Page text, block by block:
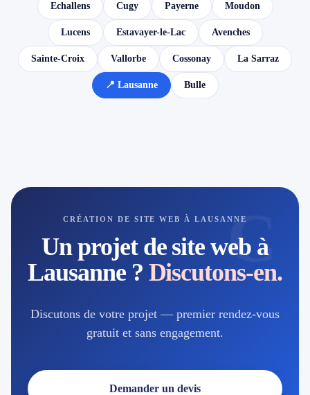
Echallens Cugy Payerne Moudon
Lucens Estavayer-le-Lac Avenches
Sainte-Croix Vallorbe Cossonay La Sarraz
📍 Lausanne Bulle
C
CRÉATION DE SITE WEB À LAUSANNE
Un projet de site web à
Lausanne ? Discutons-en.
Discutons de votre projet — premier rendez-vous
gratuit et sans engagement.
Demander un devis